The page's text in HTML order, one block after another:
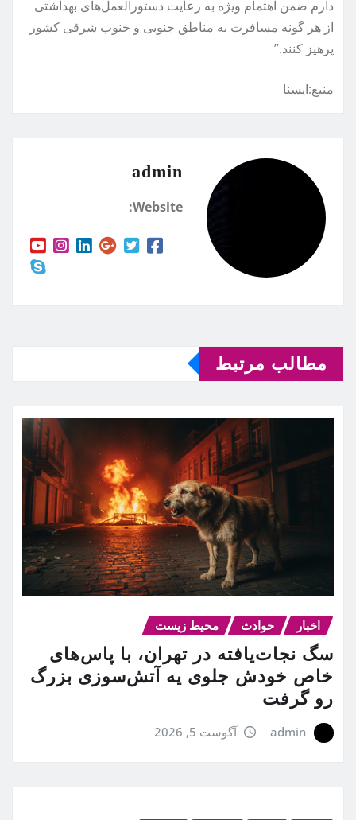
دارم ضمن اهتمام ویژه به رعایت دستورالعمل‌های بهداشتی
از هر گونه مسافرت به مناطق جنوبی و جنوب شرقی کشور
پرهیز کنند.”
منبع:ايسنا
admin
Website:
مطالب مرتبط
اخبار حوادث محیط زیست
سگ نجات‌یافته در تهران، با پاس‌های
خاص خودش جلوی یه آتش‌سوزی بزرگ
رو گرفت
admin آگوست 5, 2026